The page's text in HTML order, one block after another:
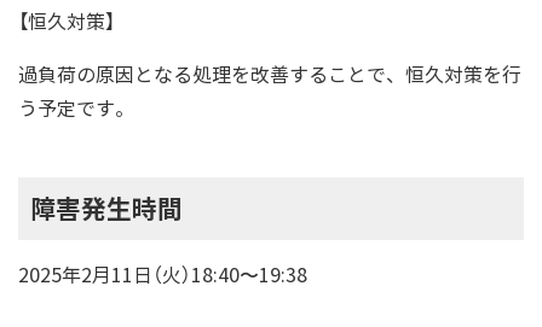
【恒久対策】
過負荷の原因となる処理を改善することで、恒久対策を行
う予定です。
障害発生時間
2025年2月11日（火）18:40〜19:38